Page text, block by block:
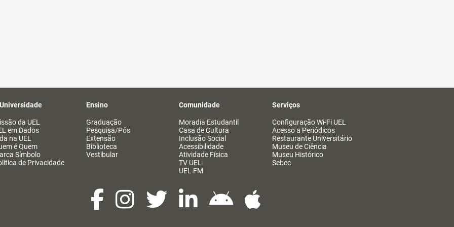
da UEL
em Dados
na UEL
é Quem
Símbolo
de Privacidade
Ensino
Graduação
Pesquisa/Pós
Extensão
Biblioteca
Vestibular
Comunidade
Moradia Estudantil
Casa de Cultura
Inclusão Social
Acessibilidade
Atividade Física
TV UEL
UEL FM
Serviços
Configuração Wi-Fi UEL
Acesso a Periódicos
Restaurante Universitário
Museu de Ciência
Museu Histórico
Sebec